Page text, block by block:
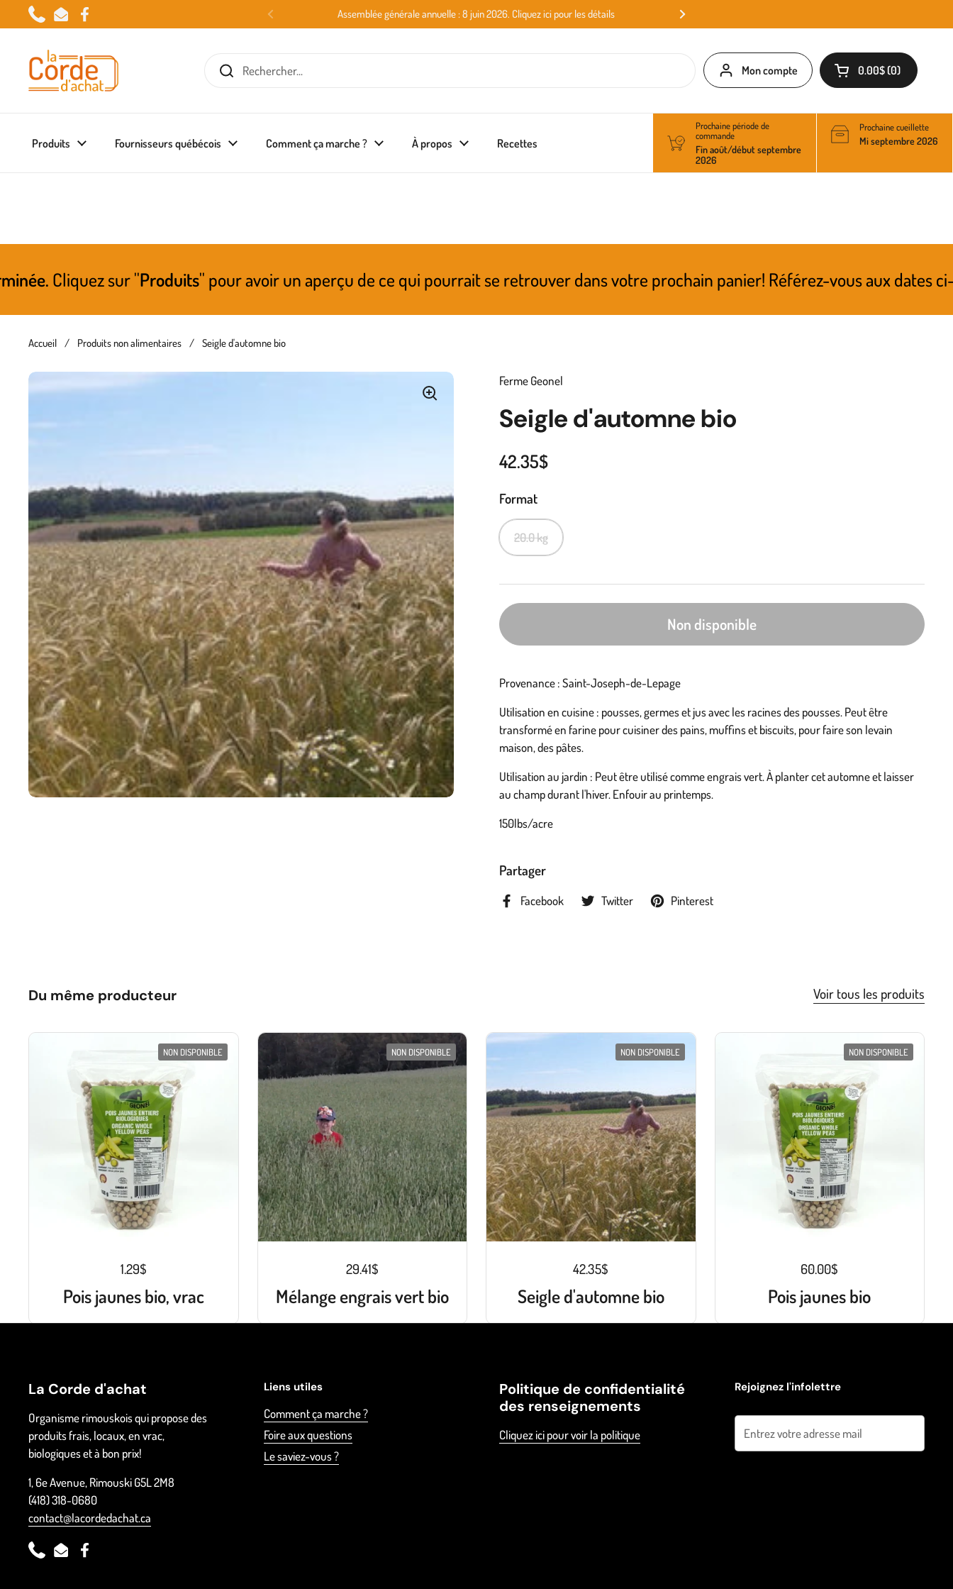
Passer au contenu
PhoneEmailFacebook
Assemblée générale annuelle : 8 juin 2026. Cliquez ici pour les détails
Mon compte Ouvrir le panier
0.00$ 0
Produits Fournisseurs québécois Comment ça marche ? À propos Recettes
Prochaine période de
commande
Fin août/début septembre
2026
Prochaine cueillette
Mi septembre 2026
''Produits'' pour avoir un aperçu de ce qui pourrait se retrouver dans votre prochain panier! Référez-vous aux dates ci-dessus pour
Accueil / Produits non alimentaires / Seigle d'automne bio
Ferme Geonel
Seigle d'automne bio
42.35$
Format
20.0 kg
Non disponible
Provenance : Saint-Joseph-de-Lepage
Utilisation en cuisine : pousses, germes et jus avec les racines des pousses. Peut être
transformé en farine pour cuisiner des pains, muffins et biscuits, pour faire son levain
maison, des pâtes.
Utilisation au jardin : Peut être utilisé comme engrais vert. À planter cet automne et laisser
au champ durant l'hiver. Enfouir au printemps.
150lbs/acre
Partager
Facebook Twitter Pinterest
Du même producteur Voir tous les produits
1.29$
Pois jaunes bio, vrac
NON DISPONIBLE
29.41$
Mélange engrais vert bio
NON DISPONIBLE
42.35$
Seigle d'automne bio
NON DISPONIBLE
60.00$
Pois jaunes bio
NON DISPONIBLE
La Corde d'achat
Organisme rimouskois qui propose des
produits frais, locaux, en vrac,
biologiques et à bon prix!
1, 6e Avenue, Rimouski G5L 2M8
(418) 318-0680
contact@lacordedachat.ca
PhoneEmailFacebook
Liens utiles
Comment ça marche ?
Foire aux questions
Le saviez-vous ?
Politique de confidentialité
des renseignements
Cliquez ici pour voir la politique
Rejoignez l'infolettre